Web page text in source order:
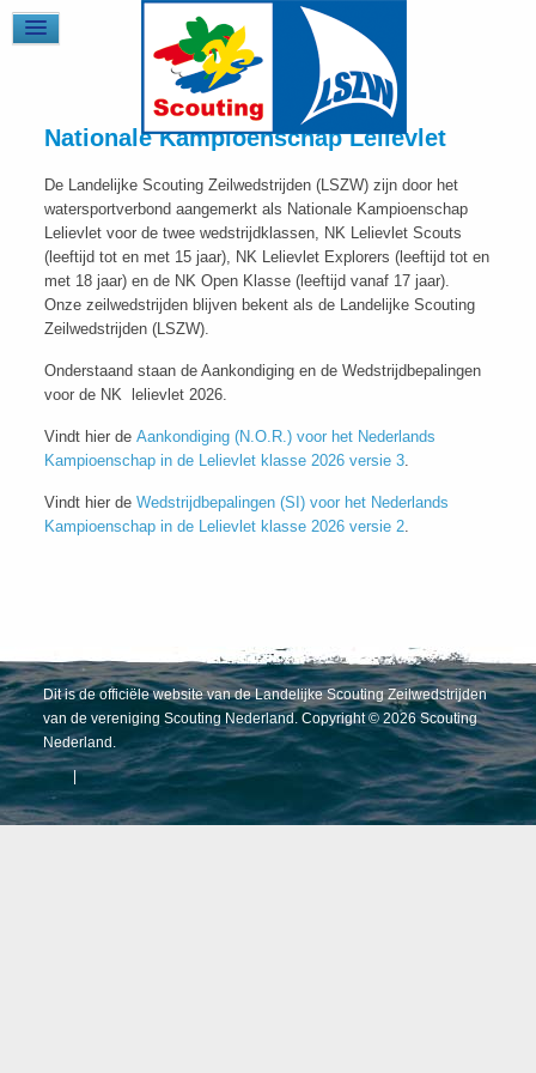
Nationale Kampioenschap Lelievlet
De Landelijke Scouting Zeilwedstrijden (LSZW) zijn door het
watersportverbond aangemerkt als Nationale Kampioenschap
Lelievlet voor de twee wedstrijdklassen, NK Lelievlet Scouts
(leeftijd tot en met 15 jaar), NK Lelievlet Explorers (leeftijd tot en
met 18 jaar) en de NK Open Klasse (leeftijd vanaf 17 jaar).
Onze zeilwedstrijden blijven bekent als de Landelijke Scouting
Zeilwedstrijden (LSZW).
Onderstaand staan de Aankondiging en de Wedstrijdbepalingen
voor de NK lelievlet 2026.
Vindt hier de Aankondiging (N.O.R.) voor het Nederlands
Kampioenschap in de Lelievlet klasse 2026 versie 3.
Vindt hier de Wedstrijdbepalingen (SI) voor het Nederlands
Kampioenschap in de Lelievlet klasse 2026 versie 2.
Dit is de officiële website van de Landelijke Scouting Zeilwedstrijden
van de vereniging Scouting Nederland. Copyright © 2026 Scouting
Nederland.
|